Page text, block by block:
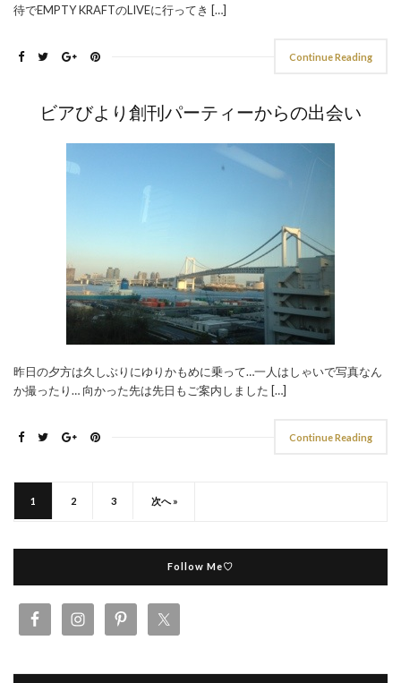
待でEMPTY KRAFTのLIVEに行ってき […]
Continue Reading
ビアびより創刊パーティーからの出会い
昨日の夕方は久しぶりにゆりかもめに乗って…一人はしゃいで写真なん
か撮ったり… 向かった先は先日もご案内しました […]
Continue Reading
1 2 3 次へ »
Follow Me♡